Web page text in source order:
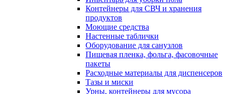
Контейнеры для СВЧ и хранения
продуктов
Моющие средства
Настенные таблички
Оборудование для санузлов
Пищевая пленка, фольга, фасовочные
пакеты
Расходные материалы для диспенсеров
Тазы и миски
Урны, контейнеры для мусора